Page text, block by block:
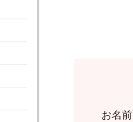
お名前